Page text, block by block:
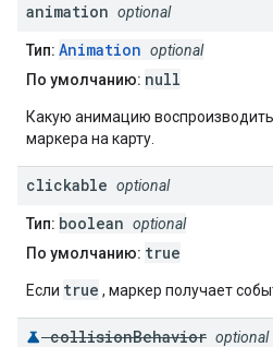
animation optional
Тип: Animation optional
По умолчанию: null
Какую анимацию
маркера на карту.
clickable optional
Тип: boolean optional
По умолчанию: true
Если true , маркер получает
collisionBehavior optional